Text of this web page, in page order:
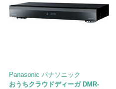
Panasonic パナソニック
おうちクラウドディーガ DMR-